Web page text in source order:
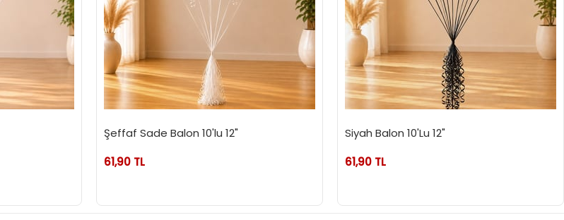
Şeffaf Sade Balon 10'lu 12"
61,90 TL
Siyah Balon 10'Lu 12"
61,90 TL